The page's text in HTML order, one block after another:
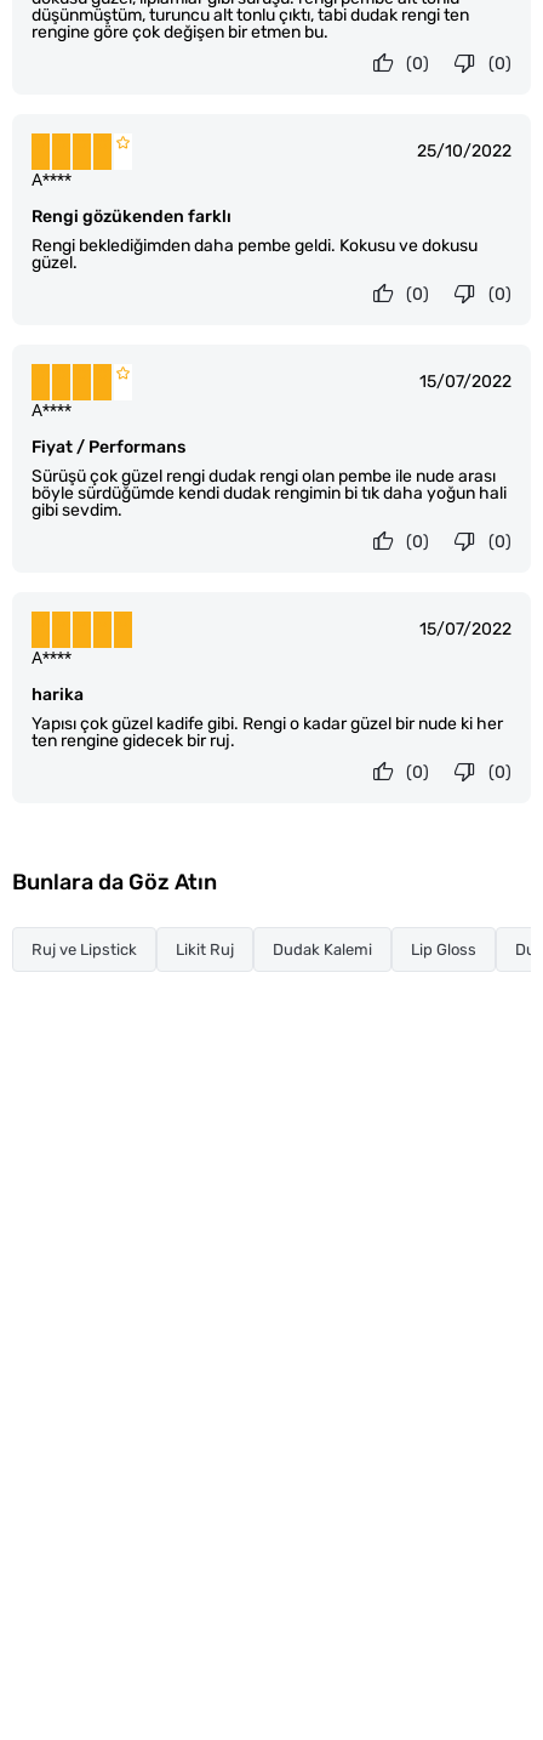
düşünmüştüm, turuncu alt tonlu çıktı, tabi dudak rengi ten
rengine göre çok değişen bir etmen bu.
(0)
(0)
25/10/2022
Rengi gözükenden farklı
Rengi beklediğimden daha pembe geldi. Kokusu ve dokusu
güzel.
A****
(0)
(0)
15/07/2022
Fiyat / Performans
Sürüşü çok güzel rengi dudak rengi olan pembe ile nude arası
böyle sürdüğümde kendi dudak rengimin bi tık daha yoğun hali
gibi sevdim.
A****
(0)
(0)
15/07/2022
harika
Yapısı çok güzel kadife gibi. Rengi o kadar güzel bir nude ki her
ten rengine gidecek bir ruj.
A****
(0)
(0)
Bunlara da Göz Atın
Ruj ve Lipstick Likit Ruj Dudak Kalemi Lip Gloss